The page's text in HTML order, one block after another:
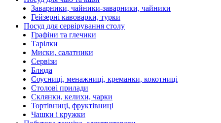
Заварники, чайники-заварники, чайники
Гейзерні кавоварки, турки
Посуд для сервірування столу
Графіни та глечики
Тарілки
Миски, салатники
Сервізи
Блюда
Соусниці, менажниці, креманки, кокотниці
Столові прилади
Склянки, келихи, чарки
Тортівниці, фруктівниці
Чашки і кружки